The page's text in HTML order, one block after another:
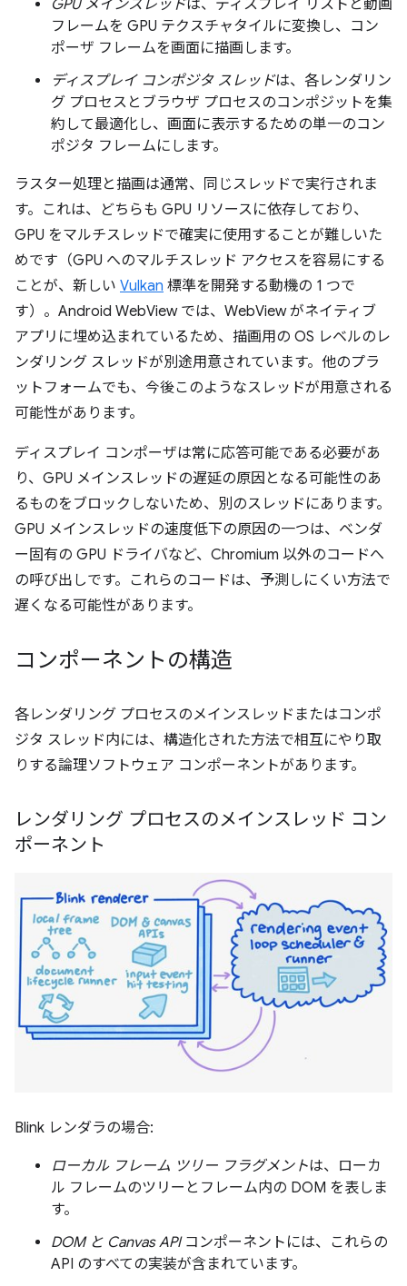
GPU メインスレッドは、ディスプレイ リストと動画
フレームを GPU テクスチャタイルに変換し、コン
ポーザ フレームを画面に描画します。
ディスプレイ コンポジタ スレッドは、各レンダリン
グ プロセスとブラウザ プロセスのコンポジットを集
約して最適化し、画面に表示するための単一のコン
ポジタ フレームにします。
ラスター処理と描画は通常、同じスレッドで実行されま
す。これは、どちらも GPU リソースに依存しており、
GPU をマルチスレッドで確実に使用することが難しいた
めです（GPU へのマルチスレッド アクセスを容易にする
ことが、新しい Vulkan 標準を開発する動機の 1 つで
す）。Android WebView では、WebView がネイティブ
アプリに埋め込まれているため、描画用の OS レベルのレ
ンダリング スレッドが別途用意されています。他のプラ
ットフォームでも、今後このようなスレッドが用意される
可能性があります。
ディスプレイ コンポーザは常に応答可能である必要があ
り、GPU メインスレッドの遅延の原因となる可能性のあ
るものをブロックしないため、別のスレッドにあります。
GPU メインスレッドの速度低下の原因の一つは、ベンダ
ー固有の GPU ドライバなど、Chromium 以外のコードへ
の呼び出しです。これらのコードは、予測しにくい方法で
遅くなる可能性があります。
コンポーネントの構造
各レンダリング プロセスのメインスレッドまたはコンポ
ジタ スレッド内には、構造化された方法で相互にやり取
りする論理ソフトウェア コンポーネントがあります。
レンダリング プロセスのメインスレッド コン
ポーネント
Blink レンダラの場合:
ローカル フレーム ツリー フラグメントは、ローカ
ル フレームのツリーとフレーム内の DOM を表しま
す。
DOM と Canvas APIコンポーネントには、これらの
API のすべての実装が含まれています。